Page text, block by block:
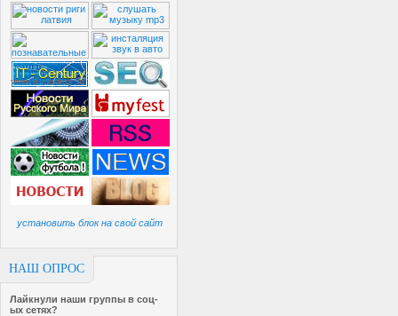
установить блок на свой сайт
НАШ ОПРОС
Лайкнули наши группы в соц-
ых сетях?